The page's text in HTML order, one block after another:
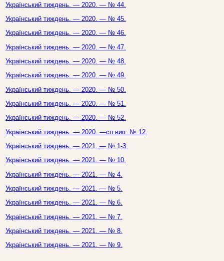
Український тиждень. — 2020. — № 44.
Український тиждень. — 2020. — № 45.
Український тиждень. — 2020. — № 46.
Український тиждень. — 2020. — № 47.
Український тиждень. — 2020. — № 48.
Український тиждень. — 2020. — № 49.
Український тиждень. — 2020. — № 50.
Український тиждень. — 2020. — № 51.
Український тиждень. — 2020. — № 52.
Український тиждень. — 2020. —сп.вип. № 12.
Український тиждень. — 2021. — № 1-3.
Український тиждень. — 2021. — № 10.
Український тиждень. — 2021. — № 4.
Український тиждень. — 2021. — № 5.
Український тиждень. — 2021. — № 6.
Український тиждень. — 2021. — № 7.
Український тиждень. — 2021. — № 8.
Український тиждень. — 2021. — № 9.